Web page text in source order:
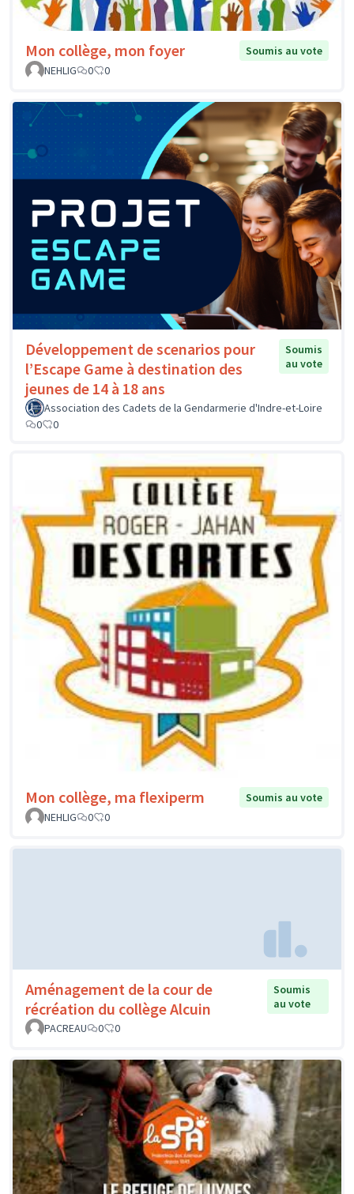
Mon collège, mon foyer
Soumis au vote
NEHLIG
0 0
Développement de scenarios pour
l’Escape Game à destination des
jeunes de 14 à 18 ans
Soumis
au vote
Association des Cadets de la Gendarmerie d'Indre-et-Loire
0
0
Mon collège, ma flexiperm
Soumis au vote
NEHLIG
0 0
Aménagement de la cour de
récréation du collège Alcuin
Soumis
au vote
PACREAU
0 0